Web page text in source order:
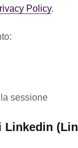
Policy.
sessione